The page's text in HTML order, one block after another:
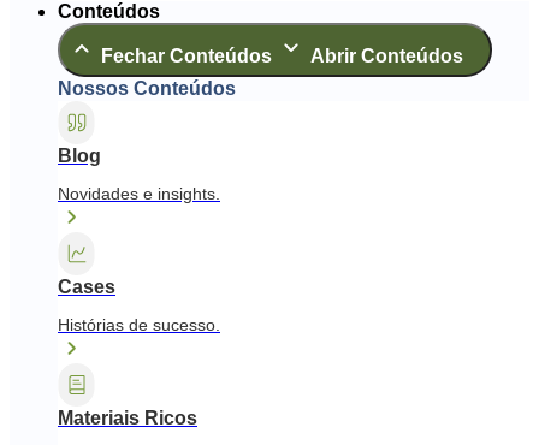
Conteúdos
Fechar Conteúdos
Abrir Conteúdos
Nossos Conteúdos
Blog
Novidades e insights.
Cases
Histórias de sucesso.
Materiais Ricos